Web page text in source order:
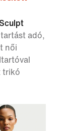
adó,
női
trikó